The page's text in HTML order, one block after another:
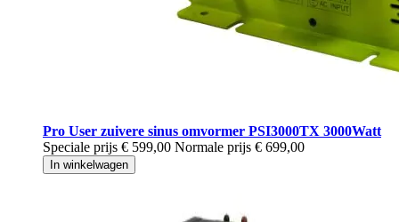
Pro User zuivere sinus omvormer PSI3000TX 3000Watt
Speciale prijs € 599,00 Normale prijs € 699,00
In winkelwagen